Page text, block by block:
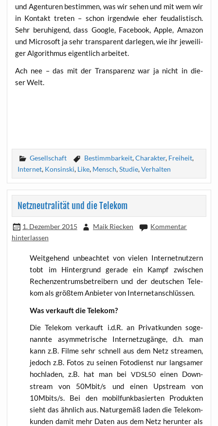
und Agen­tu­ren bestim­men, was wir sehen und mit wem wir
in Kon­takt tre­ten – schon irgend­wie eher feu­da­lis­tisch.
Sehr beru­hi­gend, dass Goog­le, Face­book, Apple, Ama­zon
und Micro­soft ja sehr trans­pa­rent dar­le­gen, wie ihr jewei­li­
ger Algo­rith­mus eigent­lich arbeitet.
Ach nee – das mit der Trans­pa­renz war ja nicht in die­
ser Welt.
Gesellschaft Bestimmbarkeit,Charakter, Freiheit,
Internet, Konsinski, Like, Mensch,Studie,Verhalten
Netzneutralität und die Telekom
1. Dezember 2015 Maik Riecken
Kommentar
hinterlassen
Weit­ge­hend unbe­ach­tet von vie­len Inter­net­nut­zern
tobt im Hin­ter­grund gera­de ein Kampf zwi­schen
Rechen­zen­trums­be­trei­bern und der deut­schen Tele­
kom als größ­tem Anbie­ter von Internetanschlüssen.
Was ver­kauft die Telekom?
Die Tele­kom ver­kauft i.d.R. an Pri­vat­kun­den soge­
nann­te asym­me­tri­sche Inter­net­zu­gän­ge, d.h. man
kann z.B. Fil­me sehr schnell aus dem Netz strea­men,
jedoch z.B. Fotos zu sei­nen Foto­dienst nur lang­sa­mer
hoch­la­den, z.B. hat man bei VDSL50einen Down­
stream von 50Mbit/s und einen Upstream von
10Mbits/s. Bei den mobil­funk­ba­sier­ten Pro­duk­ten
sieht das ähn­lich aus. Natur­ge­mäß laden die Tele­kom­
kun­den damit mehr Daten aus dem Netz her­un­ter als